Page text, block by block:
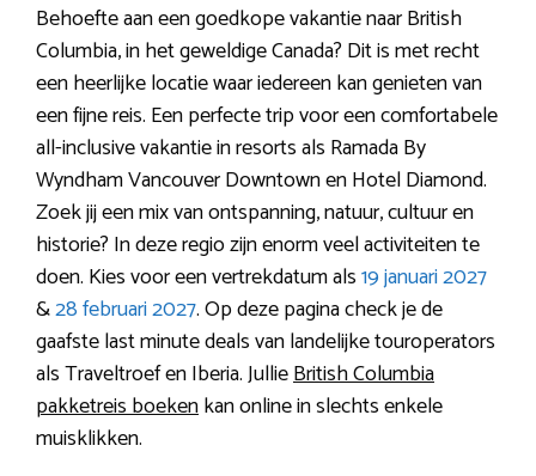
Behoefte aan een goedkope vakantie naar British
Columbia, in het geweldige Canada? Dit is met recht
een heerlijke locatie waar iedereen kan genieten van
een fijne reis. Een perfecte trip voor een comfortabele
all-inclusive vakantie in resorts als Ramada By
Wyndham Vancouver Downtown en Hotel Diamond.
Zoek jij een mix van ontspanning, natuur, cultuur en
historie? In deze regio zijn enorm veel activiteiten te
doen. Kies voor een vertrekdatum als19 januari 2027
&28 februari 2027. Op deze pagina check je de
gaafste last minute deals van landelijke touroperators
als Traveltroef en Iberia. JullieBritish Columbia
pakketreis boekenkan online in slechts enkele
muisklikken.